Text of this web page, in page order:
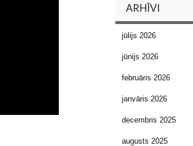
ARHĪVI
jūlijs 2026
jūnijs 2026
februāris 2026
janvāris 2026
decembris 2025
augusts 2025